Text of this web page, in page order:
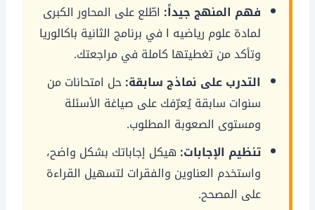
فهم المنهج جيداً: اطّلع على المحاور الكبرى
لمادة علوم رياضيه ا في برنامج الثانية باكالوريا
وتأكد من تغطيتها كاملة في مراجعتك.
التدرب على نماذج سابقة:حل امتحانات من
سنوات سابقة يُعرّفك على صياغة الأسئلة
ومستوى الصعوبة المطلوب.
تنظيم الإجابات: هيكل إجاباتك بشكل واضح،
واستخدم العناوين والفقرات لتسهيل القراءة
على المصحح.